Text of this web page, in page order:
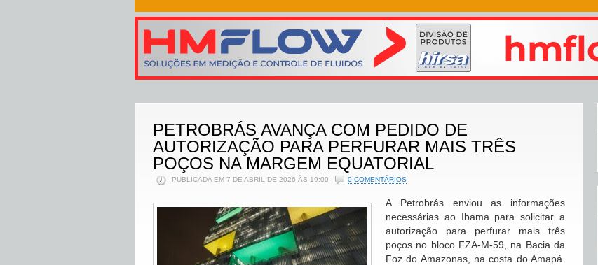
PETROBRÁS AVANÇA COM PEDIDO DE
AUTORIZAÇÃO PARA PERFURAR MAIS TRÊS
POÇOS NA MARGEM EQUATORIAL
PUBLICADA EM 7 DE ABRIL DE 2026 ÀS 19:00 0 COMENTÁRIOS
A Petrobrás enviou as informações
necessárias ao Ibama para solicitar a
autorização para perfurar mais três
poços no bloco FZA-M-59, na Bacia da
Foz do Amazonas, na costa do Amapá.